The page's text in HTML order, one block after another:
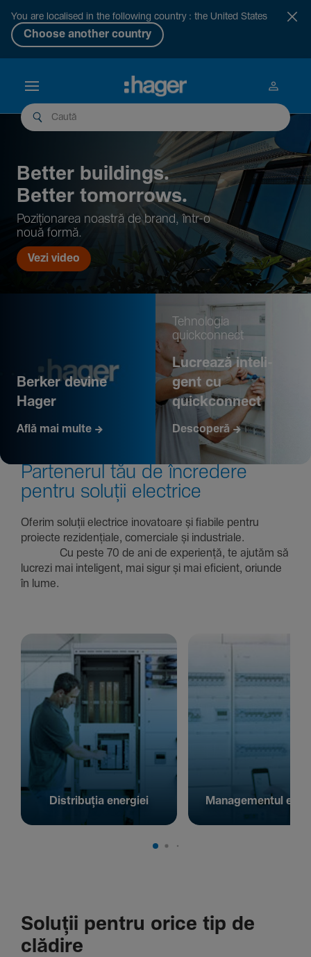
You are localised in the following country : the United States
Choose another country
Better buil­dings.
Better tomor­rows.
Pozi­țio­narea noastră de brand, într-o
nouă formă.
Vezi video
Berker devine
Hager
Află mai multe
Tehno­logia
quickconnect
Lucrează inte­li­
gent cu
quickconnect
Descoperă
Parte­nerul tău de încre­dere
pentru soluții electrice
Oferim soluții electrice inova­toare și fiabile pentru
proiecte rezi­den­țiale, comer­ciale și indus­triale.
Cu peste 70 de ani de expe­riență, te ajutăm să
lucrezi mai inte­li­gent, mai sigur și mai eficient, oriunde
în lume.
Distribuția energiei Managementul
Soluții pentru orice tip de
clădire